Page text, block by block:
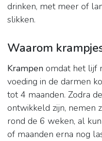
drinken, met meer of
slikken.
Waarom
Krampen omdat het lijf
voeding in de darmen
tot 4 maanden. Zodra
ontwikkeld zijn, nemen
rond de 6 weken, al
of maanden erna nog